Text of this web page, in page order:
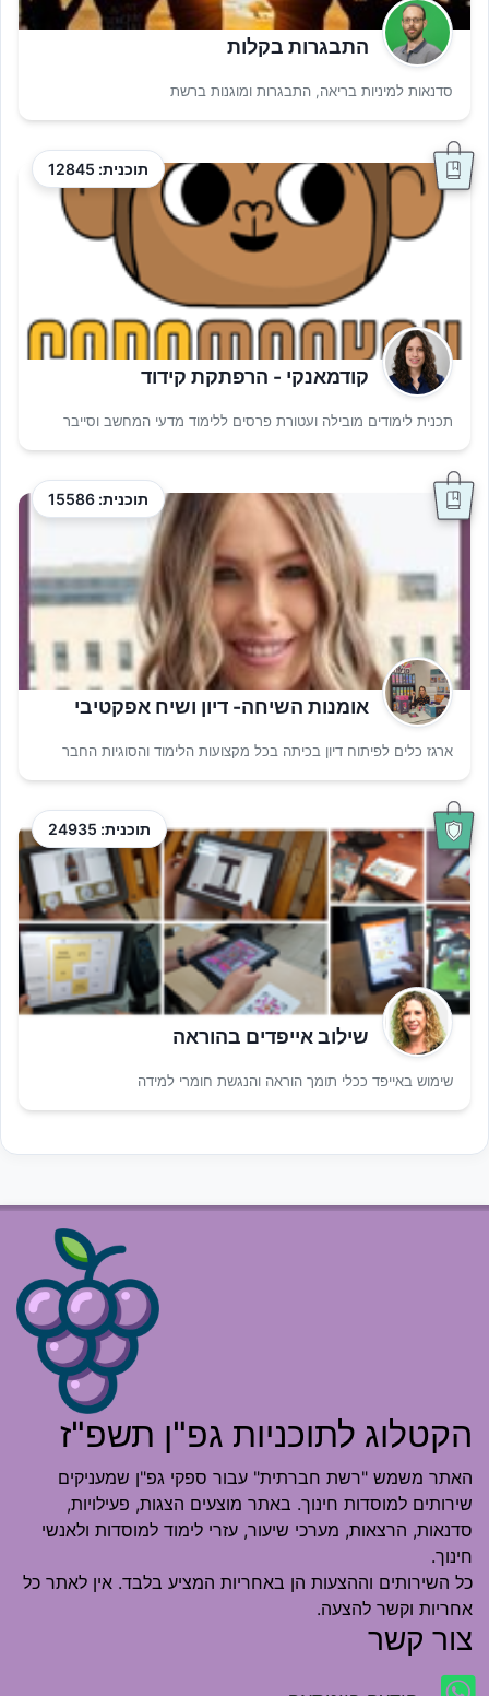
התבגרות בקלות
סדנאות למיניות בריאה, התבגרות ומוגנות ברשת
תוכנית: 12845
קודמאנקי - הרפתקת קידוד
תכנית לימודים מובילה ועטורת פרסים ללימוד מדעי המחשב וסייבר
תוכנית: 15586
אומנות השיחה- דיון ושיח אפקטיבי
ארגז כלים לפיתוח דיון בכיתה בכל מקצועות הלימוד והסוגיות החבר
תוכנית: 24935
שילוב אייפדים בהוראה
שימוש באייפד ככלי תומך הוראה והנגשת חומרי למידה
הקטלוג לתוכניות גפ"ן תשפ"ז
האתר משמש "רשת חברתית" עבור ספקי גפ"ן שמעניקים
שירותים למוסדות חינוך. באתר מוצעים הצגות, פעילויות,
סדנאות, הרצאות, מערכי שיעור, עזרי לימוד למוסדות ולאנשי
חינוך.
כל השירותים וההצעות הן באחריות המציע בלבד. אין לאתר כל
אחריות וקשר להצעה.
צור קשר